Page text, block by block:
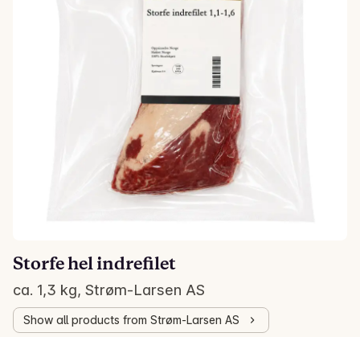
Storfe hel indrefilet
ca. 1,3 kg, Strøm-Larsen AS
Show all products from Strøm-Larsen AS